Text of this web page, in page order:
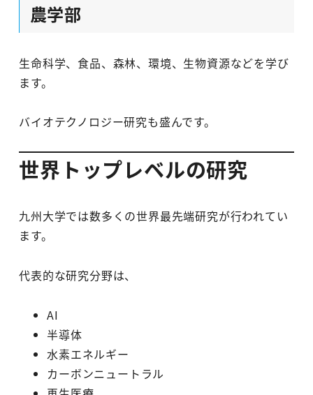
農学部
生命科学、食品、森林、環境、生物資源などを学び
ます。
バイオテクノロジー研究も盛んです。
世界トップレベルの研究
九州大学では数多くの世界最先端研究が行われてい
ます。
代表的な研究分野は、
AI
半導体
水素エネルギー
カーボンニュートラル